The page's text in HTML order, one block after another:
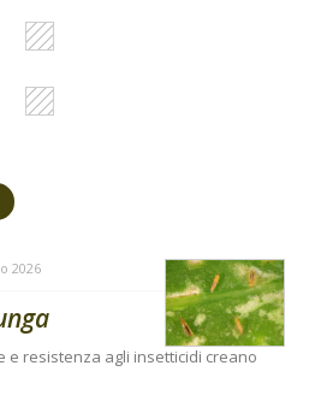
2026
e resistenza agli insetticidi creano